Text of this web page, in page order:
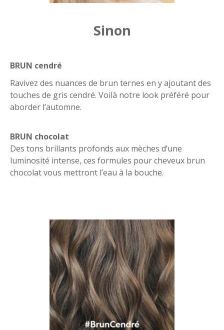
Sinon
BRUN cendré
Ravivez des nuances de brun ternes en y ajoutant des
touches de gris cendré. Voilà notre look préféré pour
aborder l’automne.
BRUN chocolat
Des tons brillants profonds aux mèches d’une
luminosité intense, ces formules pour cheveux brun
chocolat vous mettront l’eau à la bouche.